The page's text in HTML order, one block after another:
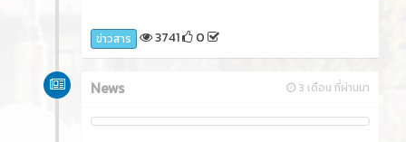
ข่าวสาร 3741 0
3 เดือน ที่ผ่านมา
News